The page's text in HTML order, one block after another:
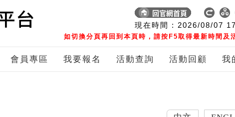
現在時間 : 2026/08/07
如切換分頁再回到本頁時，請按F5取得最新時間及
會員專區 我要報名 活動查詢 活動回顧 我
ENGLISH